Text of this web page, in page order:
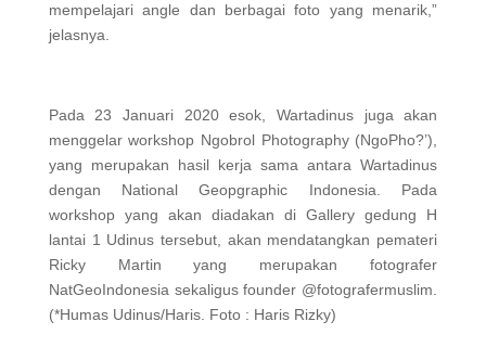
mempelajari angle dan berbagai foto yang menarik,”
jelasnya.
Pada 23 Januari 2020 esok, Wartadinus juga akan
menggelar workshop Ngobrol Photography (NgoPho?’),
yang merupakan hasil kerja sama antara Wartadinus
dengan National Geopgraphic Indonesia. Pada
workshop yang akan diadakan di Gallery gedung H
lantai 1 Udinus tersebut, akan mendatangkan pemateri
Ricky Martin yang merupakan fotografer
NatGeoIndonesia sekaligus founder @fotografermuslim.
(*Humas Udinus/Haris. Foto : Haris Rizky)